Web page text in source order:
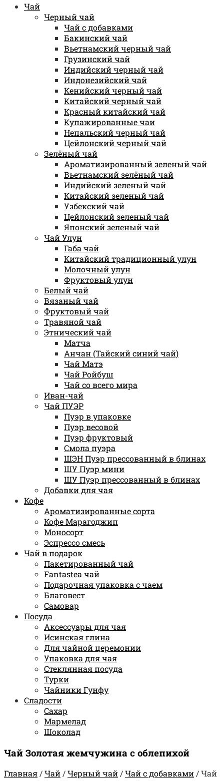
Чай
Черный чай
Чай с добавками
Бакинский чай
Вьетнамский черный чай
Грузинский чай
Индийский черный чай
Индонезийский чай
Кенийский черный чай
Китайский черный чай
Красный китайский чай
Купажированные чаи
Непальский черный чай
Цейлонский черный чай
Зелёный чай
Ароматизированный зеленый чай
Вьетнамский зелёный чай
Индийский зеленый чай
Китайский зеленый чай
Узбекский чай
Цейлонский зеленый чай
Японский зеленый чай
Чай Улун
Габа чай
Китайский традиционный улун
Молочный улун
Фруктовый улун
Белый чай
Вязаный чай
Фруктовый чай
Травяной чай
Этнический чай
Матча
Анчан (Тайский синий чай)
Чай Матэ
Чай Ройбуш
Чай со всего мира
Иван-чай
Чай ПУЭР
Пуэр в упаковке
Пуэр весовой
Пуэр фруктовый
Смола пуэра
ШЭН Пуэр прессованный в блинах
ШУ Пуэр мини
ШУ Пуэр прессованный в блинах
Добавки для чая
Кофе
Ароматизированные сорта
Кофе Марагоджип
Моносорт
Эспрессо смесь
Чай в подарок
Пакетированный чай
Fantastea чай
Подарочная упаковка с чаем
Благовест
Самовар
Посуда
Аксессуары для чая
Исинская глина
Для чайной церемонии
Упаковка для чая
Стеклянная посуда
Турки
Чайники Гунфу
Сладости
Сахар
Мармелад
Шоколад
Чай Золотая жемчужина с облепихой
Главная/Чай/Черный чай/Чай с добавками/Чай